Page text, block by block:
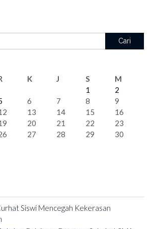
Cari
K J S
M
1
2
6 7 8
9
13 14 15
16
20 21 22
23
27 28 29
30
Siswi Mencegah Kekerasan